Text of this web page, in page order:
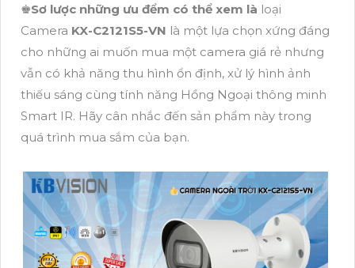
♚Sơ lược những ưu đểm có thể xem là loại
Camera KX-C2121S5-VN là một lựa chọn xứng đáng
cho những ai muốn mua một camera giá rẻ nhưng
vẫn có khả năng thu hình ổn định, xử lý hình ảnh
thiếu sáng cùng tính năng Hồng Ngoại thông minh
Smart IR. Hãy cân nhắc đến sản phẩm này trong
quá trình mua sắm của bạn.